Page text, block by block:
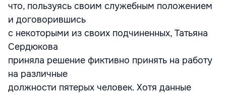
что, пользуясь своим служебным положением
и договорившись
с некоторыми из своих подчиненных, Татьяна
Сердюкова
приняла решение фиктивно принять на работу
на различные
должности пятерых человек. Хотя данные